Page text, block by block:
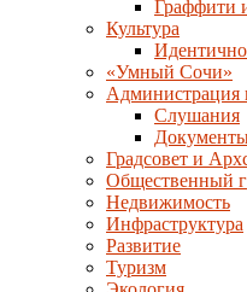
Граффити
Культура
«Умный Сочи»
Администрация
Слушания
Градсовет и
Общественный
Недвижимость
Инфраструктура
Развитие
Туризм